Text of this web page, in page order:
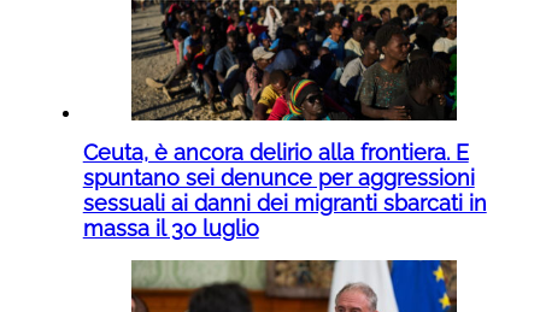
Ceuta, è ancora delirio alla frontiera. E
spuntano sei denunce per aggressioni
sessuali ai danni dei migranti sbarcati in
massa il 30 luglio